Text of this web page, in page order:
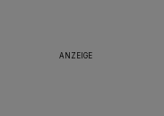
ANZEIGE